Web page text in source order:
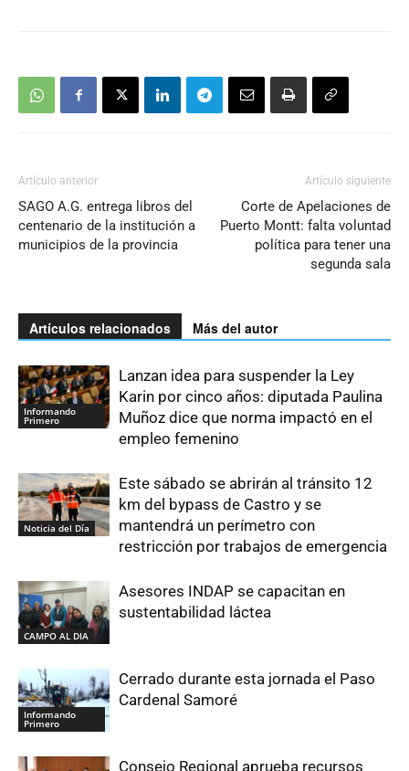
Artículo anterior
SAGO A.G. entrega libros del
centenario de la institución a
municipios de la provincia
Artículo siguiente
Corte de Apelaciones de
Puerto Montt: falta voluntad
política para tener una
segunda sala
Artículos relacionados Más del autor
Informando
Primero
Lanzan idea para suspender la Ley
Karin por cinco años: diputada Paulina
Muñoz dice que norma impactó en el
empleo femenino
Noticia del Día
Este sábado se abrirán al tránsito 12
km del bypass de Castro y se
mantendrá un perímetro con
restricción por trabajos de emergencia
CAMPO AL DIA
Asesores INDAP se capacitan en
sustentabilidad láctea
Informando
Primero
Cerrado durante esta jornada el Paso
Cardenal Samoré
Consejo Regional aprueba recursos